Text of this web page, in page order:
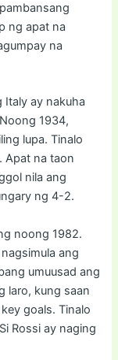
ng apat na
na
Italy ay nakuha
1934,
lupa. Tinalo
Apat na taon
nila ang
ng 4-2.
noong 1982.
ang
umuusad ang
laro, kung saan
goals. Tinalo
Rossi ay naging